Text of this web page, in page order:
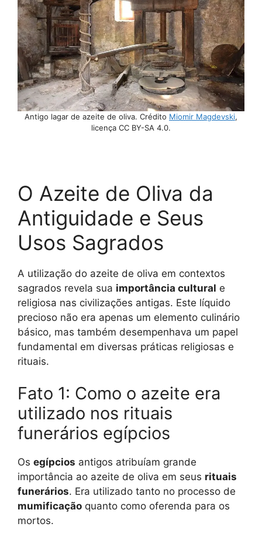
Antigo lagar de azeite de oliva. Crédito Miomir Magdevski,
licença CC BY-SA 4.0.
O Azeite de Oliva da
Antiguidade e Seus
Usos Sagrados
A utilização do azeite de oliva em contextos
sagrados revela sua importância cultural e
religiosa nas civilizações antigas. Este líquido
precioso não era apenas um elemento culinário
básico, mas também desempenhava um papel
fundamental em diversas práticas religiosas e
rituais.
Fato 1: Como o azeite era
utilizado nos rituais
funerários egípcios
Os egípcios antigos atribuíam grande
importância ao azeite de oliva em seus rituais
funerários. Era utilizado tanto no processo de
mumificação quanto como oferenda para os
mortos.